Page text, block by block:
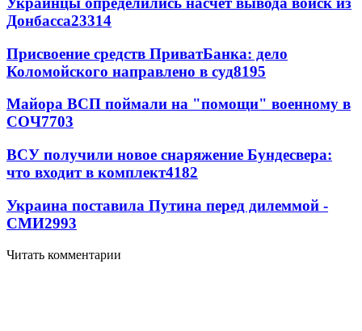
Донбасса23314
Присвоение средств ПриватБанка: дело
Коломойского направлено в суд8195
Майора ВСП поймали на "помощи" военному в
СОЧ7703
ВСУ получили новое снаряжение Бундесвера:
что входит в комплект4182
Украина поставила Путина перед дилеммой -
СМИ2993
Читать комментарии